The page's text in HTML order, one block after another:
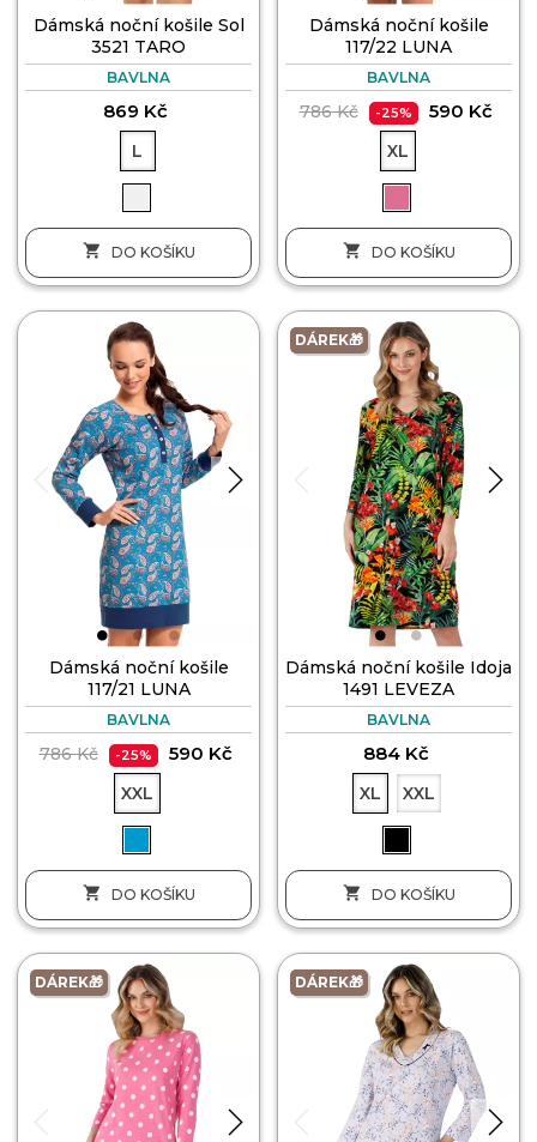
Dámská noční košile Sol
3521 TARO
BAVLNA
869 Kč
L
 DO KOŠÍKU
Dámská noční košile
117/22 LUNA
BAVLNA
786 Kč -25% 590 Kč
XL
 DO KOŠÍKU
Dámská noční košile
117/21 LUNA
BAVLNA
786 Kč -25% 590 Kč
XXL
 DO KOŠÍKU
DÁREK🎁
Dámská noční košile Idoja
1491 LEVEZA
BAVLNA
884 Kč
XL XXL
 DO KOŠÍKU
DÁREK🎁 DÁREK🎁